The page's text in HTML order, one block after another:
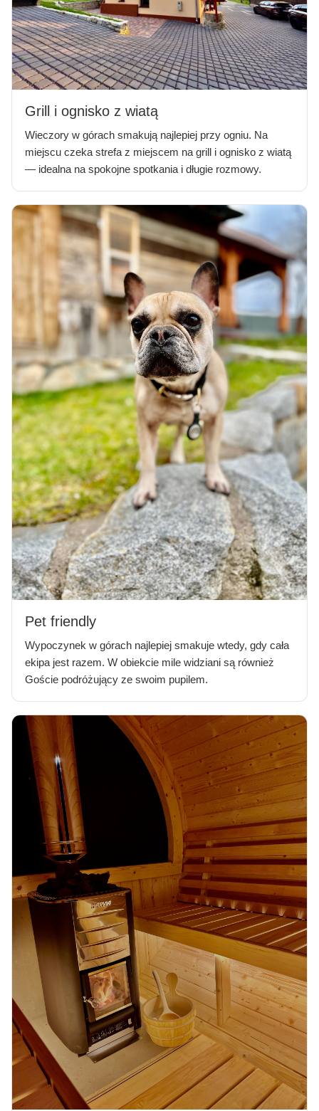
Grill i ognisko z wiatą
Wieczory w górach smakują najlepiej przy ogniu. Na
miejscu czeka strefa z miejscem na grill i ognisko z wiatą
— idealna na spokojne spotkania i długie rozmowy.
Pet friendly
Wypoczynek w górach najlepiej smakuje wtedy, gdy cała
ekipa jest razem. W obiekcie mile widziani są również
Goście podróżujący ze swoim pupilem.